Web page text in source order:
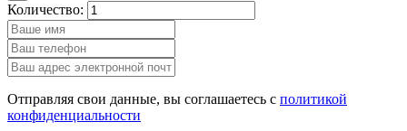
Количество:
Отправляя свои данные, вы соглашаетесь с политикой
конфиденциальности